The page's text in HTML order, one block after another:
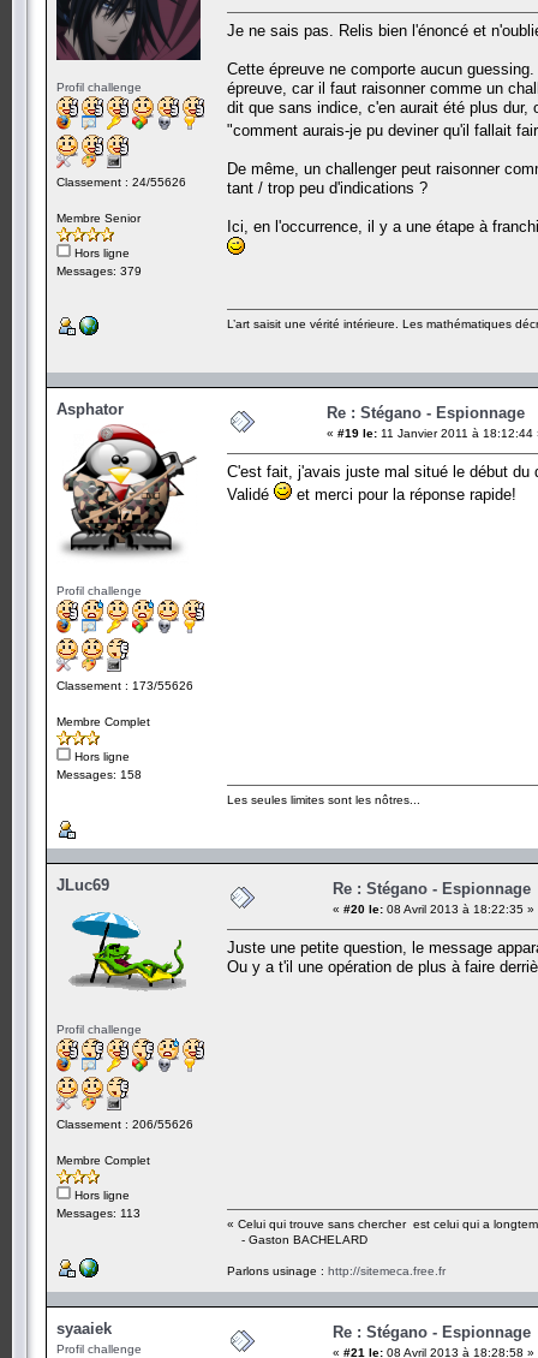
Profil challenge
Classement : 24/55626
Membre Senior
Hors ligne
Messages: 379
Je ne sais pas. Relis bien l'énoncé et
Cette épreuve ne comporte aucun
épreuve, car il faut raisonner comme un
dit que sans indice, c'en aurait été plus dur,
"comment aurais-je pu deviner qu'il fallait
De même, un challenger peut raisonner
tant / trop peu d'indications ?
Ici, en l'occurrence, il y a une étape à
L’art saisit une vérité intérieure. Les mathématiques
Asphator
Profil challenge
Classement : 173/55626
Membre Complet
Hors ligne
Messages: 158
Re : Stégano - Espionnage
« #19 le: 11 Janvier 2011 à 18:12:44
C'est fait, j'avais juste mal situé le début du
Validé
et merci pour la réponse rapide!
Les seules limites sont les nôtres...
JLuc69
Profil challenge
Classement : 206/55626
Membre Complet
Hors ligne
Messages: 113
Re : Stégano - Espionnage
« #20 le: 08 Avril 2013 à 18:22:35 »
Juste une petite question, le message
Ou y a t'il une opération de plus à faire
« Celui qui trouve sans chercher est celui qui a
- Gaston BACHELARD
Parlons usinage : http://sitemeca.free.fr
syaaiek
Profil challenge
Re : Stégano - Espionnage
« #21 le: 08 Avril 2013 à 18:28:58 »